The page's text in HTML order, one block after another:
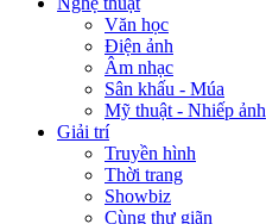
Văn học
Điện ảnh
Âm nhạc
Sân khấu - Múa
Mỹ thuật - Nhiếp ảnh
Giải trí
Truyền hình
Thời trang
Showbiz
Cùng thư giãn